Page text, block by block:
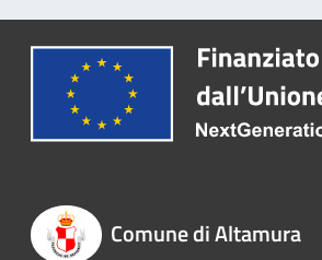
Comune di Altamura